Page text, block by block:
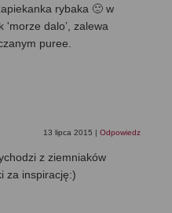
rybaka 🙂 w
'morze dalo’, zalewa
puree.
13 lipca 2015 | Odpowiedz
z ziemniaków
za inspirację:)